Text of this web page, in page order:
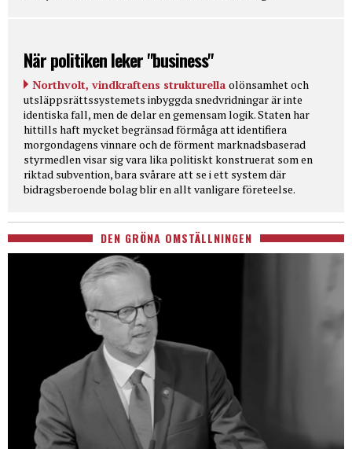
När politiken leker "business"
Northvolt, vindkraftens strukturella olönsamhet och
utsläppsrättssystemets inbyggda snedvridningar är inte
identiska fall, men de delar en gemensam logik. Staten har
hittills haft mycket begränsad förmåga att identifiera
morgondagens vinnare och de förment marknadsbaserad
styrmedlen visar sig vara lika politiskt konstruerat som en
riktad subvention, bara svårare att se i ett system där
bidragsberoende bolag blir en allt vanligare företeelse.
DEN GRÖNA OMSTÄLLNINGEN